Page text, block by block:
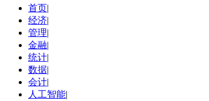
首页|
经济|
管理|
金融|
统计|
数据|
会计|
人工智能|